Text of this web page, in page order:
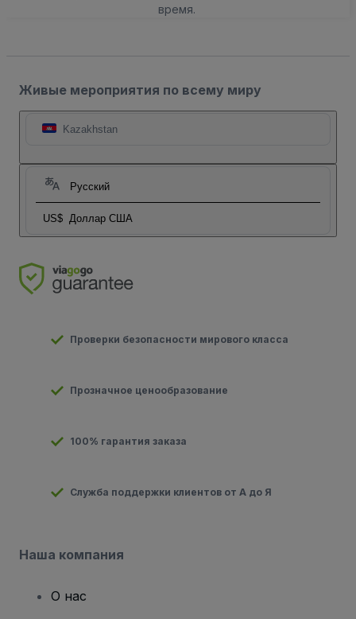
время.
Живые мероприятия по всему миру
Kazakhstan
Русский
US$ Доллар США
Проверки безопасности мирового класса
Прозначное ценообразование
100% гарантия заказа
Служба поддержки клиентов от А до Я
Наша компания
О нас